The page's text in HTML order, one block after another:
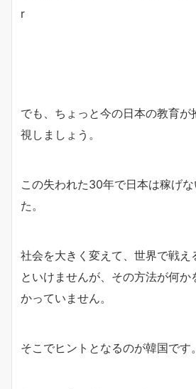
r
でも、ちょっと今の日本の教育が
視しましょう。
この失われた30年で日本は稼げ
た。
社会を大きく変えて、世界で戦え
といけませんが、その方法が何か
かっていません。
そこでヒントとなるのが韓国です。